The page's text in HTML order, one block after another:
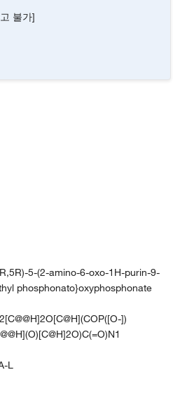
불가]
5-(2-amino-6-oxo-1H-purin-9-
phosphonato}oxyphosphonate
])
L